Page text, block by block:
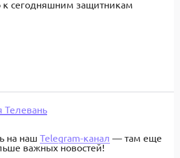
к сегодняшним защитникам
Телевань
на наш Telegram-канал — там еще
важных новостей!